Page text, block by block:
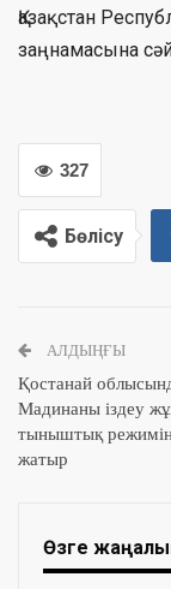
Қазақстан
заңнамасына
327
Бөлісу
АЛДЫҢҒЫ
Қостанай
Мадинаны іздеу
тыныштық
жатыр
Өзге